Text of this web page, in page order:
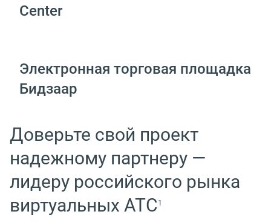
Center
Электронная торговая площадка
Бидзаар
Доверьте свой проект
надежному партнеру —
лидеру российского рынка
виртуальных АТС 1